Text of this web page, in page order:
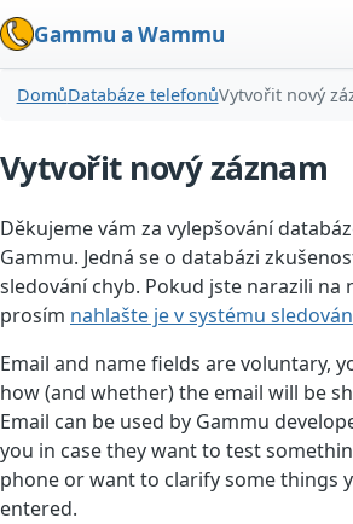
Gammu a Wammu
DomůDatabáze telefonůVytvořit nový
Vytvořit nový záznam
Děkujeme vám za vylepšování
Gammu. Jedná se o databázi
sledování chyb. Pokud jste narazili na
prosím nahlašte je v systému
Email and name fields are voluntary,
how (and whether) the email will be
Email can be used by Gammu
you in case they want to test
phone or want to clarify some things
entered.